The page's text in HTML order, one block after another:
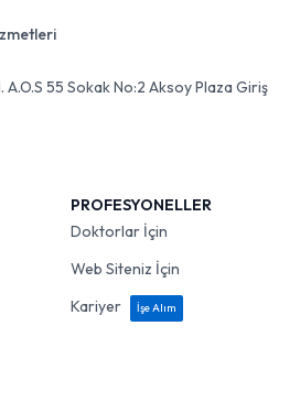
55 Sokak No:2 Aksoy Plaza Giriş
PROFESYONELLER
Doktorlar İçin
Web Siteniz İçin
Kariyer
İşe Alım